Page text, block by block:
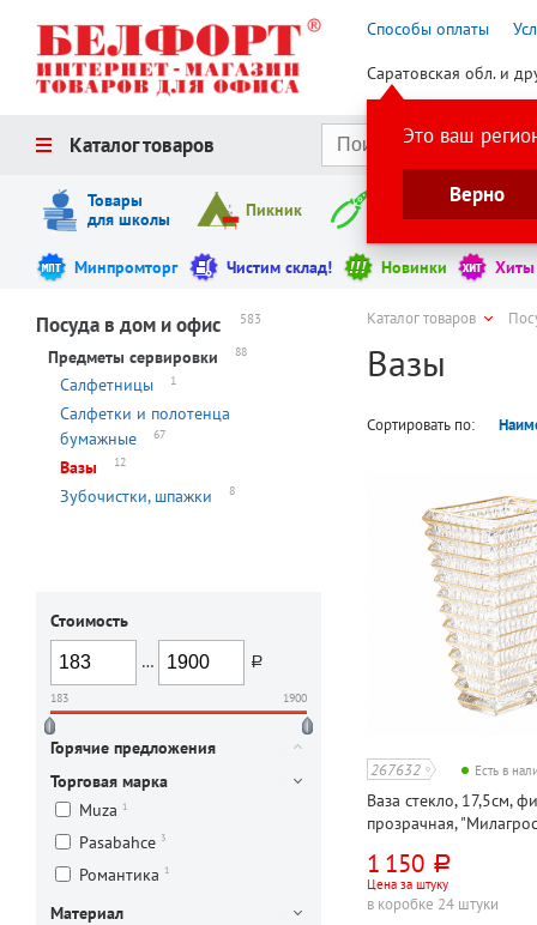
Способы оплаты
Саратовская обл. и
Это ваш
Верно
Каталог товаров
Товары
для школы
Пикник Инструменты
Минпромторг Чистим склад! Новинки Хиты
Посуда в дом и офис 583
Предметы сервировки 88
Салфетницы 1
Салфетки и полотенца
бумажные
67
Вазы 12
Зубочистки, шпажки 8
Стоимость
…
руб.
183 1900
Горячие предложения
Торговая марка
Muza 1
Pasabahce 3
Романтика 1
Материал
Каталог товаров
Вазы
Сортировать по:
267632 Есть в
Ваза стекло, 17,5см,
прозрачная,
1 150 руб.
Цена за штуку
в коробке 24 штуки